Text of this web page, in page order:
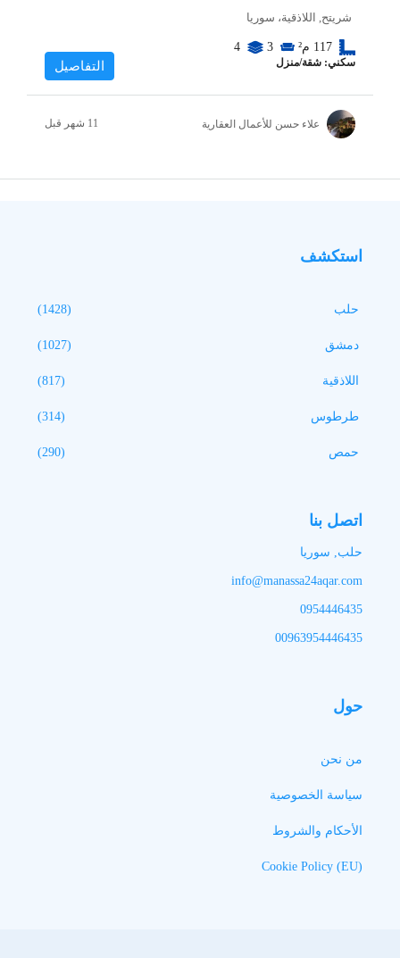
شريتح, اللاذقية، سوريا
117 م² 3
4
سكني: شقة/منزل التفاصيل
علاء حسن للأعمال العقارية
استكشف
حلب (1428)
دمشق (1027)
اللاذقية (817)
طرطوس (314)
حمص (290)
اتصل بنا
حلب, سوريا
info@manassa24aqar.com
0954446435
00963954446435
حول
من نحن
سياسة الخصوصية
الأحكام والشروط
Cookie Policy (EU)